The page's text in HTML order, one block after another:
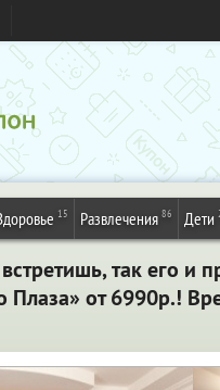
15 Развлечения 86 Дети
так его
Плаза» от 6990р.!